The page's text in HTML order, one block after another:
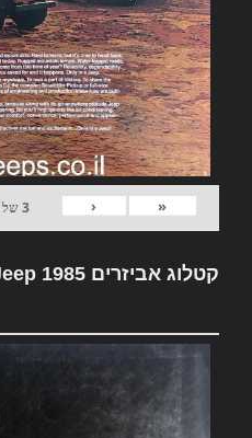
«
‹
3של
קטלוג אביזרים Jeep 1985